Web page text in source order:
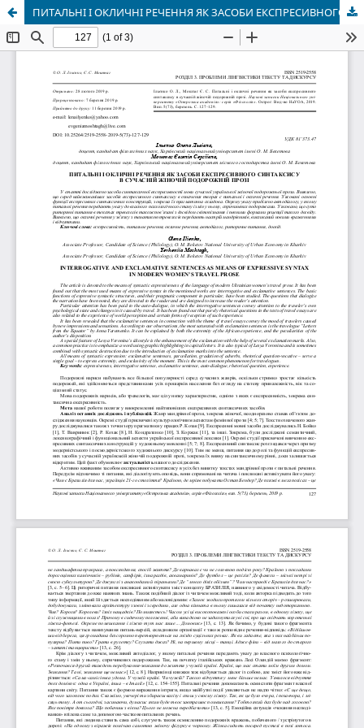
ПИТАЛЬНІ І ОКЛИЧНІ РЕЧЕННЯ ЯК ЗАСОБИ ЕКСПРЕСИВНОГО СИНТАКСИСУ В СУЧАСНІЙ ЖІНОЧІЙ ПОДОРОЖНІЙ ПРОЗІ